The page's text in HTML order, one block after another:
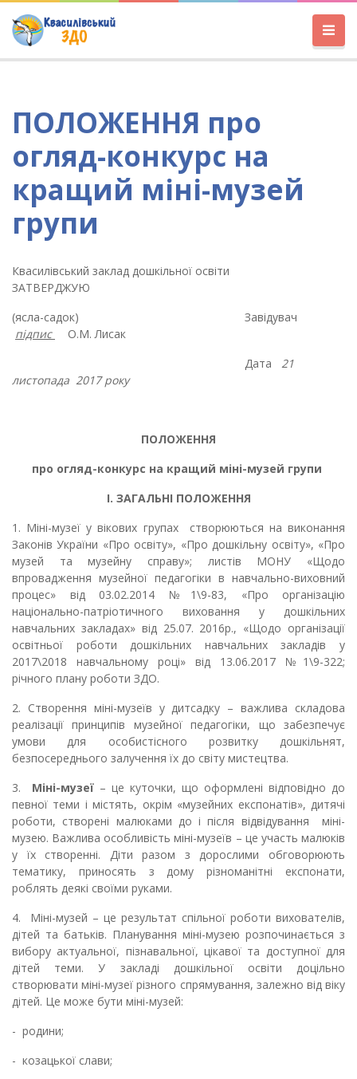
ПОЛОЖЕННЯ про
огляд-конкурс на
кращий міні-музей
групи
Квасилівський заклад дошкільної освіти
ЗАТВЕРДЖУЮ
(ясла-садок) Завідувач
підпис
О.М. Лисак
Дата 21
листопада 2017 року
ПОЛОЖЕННЯ
про огляд-конкурс на кращий міні-музей групи
І. ЗАГАЛЬНІ ПОЛОЖЕННЯ
1. Міні-музеї у вікових групах створюються на виконання
Законів України «Про освіту», «Про дошкільну освіту», «Про
музей та музейну справу»; листів МОНУ «Щодо
впровадження музейної педагогіки в навчально-виховний
процес» від 03.02.2014 №1\9-83, «Про організацію
національно-патріотичного виховання у дошкільних
навчальних закладах» від 25.07. 2016р., «Щодо організації
освітньої роботи дошкільних навчальних закладів у
2017\2018 навчальному році» від 13.06.2017 №1\9-322;
річного плану роботи ЗДО.
2. Створення міні-музеїв у дитсадку – важлива складова
реалізації принципів музейної педагогіки, що забезпечує
умови для особистісного розвитку дошкільнят,
безпосереднього залучення їх до світу мистецтва.
3.
Міні-музеї – це куточки, що оформлені відповідно до
певної теми і містять, окрім «музейних експонатів», дитячі
роботи, створені малюками до і після відвідування міні-
музею. Важлива особливість міні-музеїв – це участь малюків
у їх створенні. Діти разом з дорослими обговорюють
тематику, приносять з дому різноманітні експонати,
роблять деякі своїми руками.
4.
Міні-музей – це результат спільної роботи вихователів,
дітей та батьків. Планування міні-музею розпочинається з
вибору актуальної, пізнавальної, цікавої та доступної для
дітей теми. У закладі дошкільної освіти доцільно
створювати міні-музеї різного спрямування, залежно від віку
дітей. Це може бути міні-музей:
- родини;
- козацької слави;